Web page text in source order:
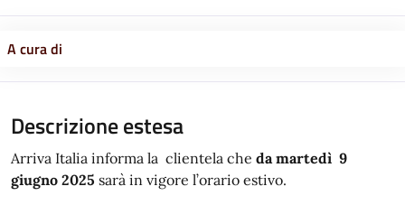
A cura di
Descrizione estesa
Arriva Italia informa la clientela che da martedì 9
giugno 2025 sarà in vigore l’orario estivo.